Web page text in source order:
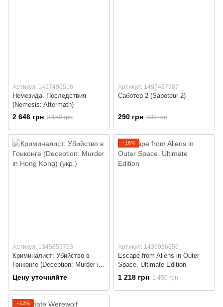
Артикул: 1497490516
Немезида. Последствия
(Nemesis: Aftermath)
2 646 грн 3 150 грн
Артикул: 1497487987
Саботер 2 (Saboteur 2)
290 грн 330 грн
Артикул: 1345859793
Криминалист: Убийство в
Гонконге (Deception: Murder in
Hong Kong) (укр.)
Цену уточняйте
−16%
Артикул: 1436936656
Escape from Aliens in Outer
Space. Ultimate Edition
1 218 грн 1 450 грн
−12%